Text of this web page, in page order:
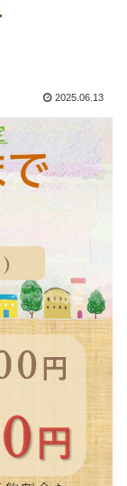
2025.06.13